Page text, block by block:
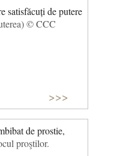
satisfăcuți de putere
© CCC
>>>
de prostie,
proştilor.